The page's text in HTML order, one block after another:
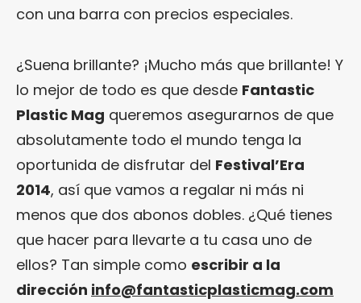
con una barra con precios especiales.
¿Suena brillante? ¡Mucho más que brillante! Y
lo mejor de todo es que desde Fantastic
Plastic Mag queremos asegurarnos de que
absolutamente todo el mundo tenga la
oportunida de disfrutar del Festival’Era
2014, así que vamos a regalar ni más ni
menos que dos abonos dobles. ¿Qué tienes
que hacer para llevarte a tu casa uno de
ellos? Tan simple como escribir a la
dirección info@fantasticplasticmag.com